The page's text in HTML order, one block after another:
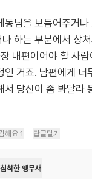
동님을 보듬어주거
하는 부분에서 상
내편이어야 할 사람
인 거죠. 남편에게 너
서 당신이 좀 봐달라
해요 1 답글달기
침착한 앵무새